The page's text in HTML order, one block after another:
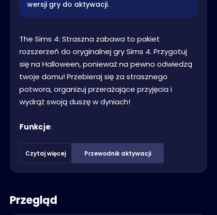
wersji gry do aktywacji.
The Sims 4: Straszna zabawa to pakiet
rozszerzeń do oryginalnej gry Sims 4. Przygotuj
się na Halloween, ponieważ na pewno odwiedzą
twoje domu! Przebieraj się za strasznego
potwora, organizuj przerażające przyjęcia i
wydrąż swoją duszę w dyniach!
Funkcje:
Czytaj więcej Przewodnik aktywacji
Przegląd